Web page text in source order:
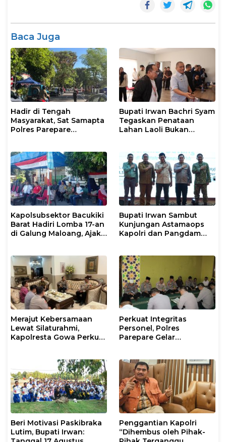
Baca Juga
Hadir di Tengah
Masyarakat, Sat Samapta
Polres Parepare
Bupati Irwan Bachri Syam
Tegaskan Penataan
Lahan Laoli Bukan
Kapolsubsektor Bacukiki
Barat Hadiri Lomba 17-an
di Galung Maloang, Ajak
Bupati Irwan Sambut
Kunjungan Astamaops
Kapolri dan Pangdam
Merajut Kebersamaan
Lewat Silaturahmi,
Kapolresta Gowa Perkuat
Perkuat Integritas
Personel, Polres
Parepare Gelar
Beri Motivasi Paskibraka
Lutim, Bupati Irwan:
Penggantian Kapolri
“Dihembus oleh Pihak-